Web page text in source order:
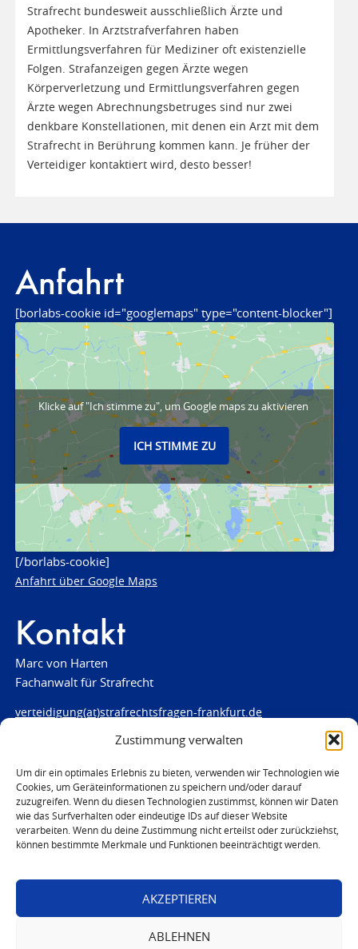
Zustimmung verwalten
Um dir ein optimales Erlebnis zu bieten, verwenden wir Technologien wie
Cookies, um Geräteinformationen zu speichern und/oder darauf
zuzugreifen. Wenn du diesen Technologien zustimmst, können wir Daten
wie das Surfverhalten oder eindeutige IDs auf dieser Website
verarbeiten. Wenn du deine Zustimmung nicht erteilst oder zurückziehst,
können bestimmte Merkmale und Funktionen beeinträchtigt werden.
AKZEPTIEREN
ABLEHNEN
Strafrecht bundesweit ausschließlich Ärzte und
Apotheker. In Arztstrafverfahren haben
Ermittlungsverfahren für Mediziner oft existenzielle
Folgen. Strafanzeigen gegen Ärzte wegen
Körperverletzung und Ermittlungsverfahren gegen
Ärzte wegen Abrechnungsbetruges sind nur zwei
denkbare Konstellationen, mit denen ein Arzt mit dem
Strafrecht in Berührung kommen kann. Je früher der
Verteidiger kontaktiert wird, desto besser!
Anfahrt
[borlabs-cookie id="googlemaps" type="content-blocker"]
Klicke auf "Ich stimme zu", um Google maps zu aktivieren
ICH STIMME ZU
[/borlabs-cookie]
Anfahrt über Google Maps
Kontakt
Marc von Harten
Fachanwalt für Strafrecht
verteidigung(at)strafrechtsfragen-frankfurt.de
www.strafrechtsfragen-frankfurt.de
Louisenstraße 84
61348 Bad Homburg
Telefon:06172 - 66 28 00
Telefax: 06172 - 66 28 01
0171 - 691 67 67